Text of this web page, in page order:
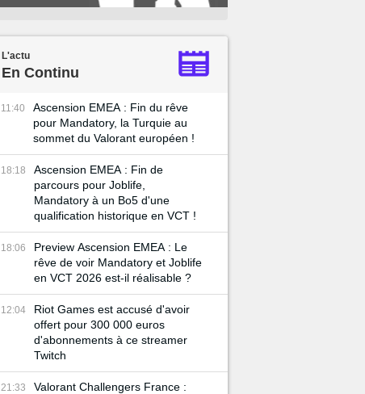
L'actu
En Continu
11:40
Ascension EMEA : Fin du rêve
pour Mandatory, la Turquie au
sommet du Valorant européen !
18:18
Ascension EMEA : Fin de
parcours pour Joblife,
Mandatory à un Bo5 d'une
qualification historique en VCT !
18:06
Preview Ascension EMEA : Le
rêve de voir Mandatory et Joblife
en VCT 2026 est-il réalisable ?
12:04
Riot Games est accusé d'avoir
offert pour 300 000 euros
d'abonnements à ce streamer
Twitch
21:33
Valorant Challengers France :